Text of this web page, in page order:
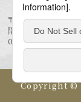
〒106-6123 東京
階
03-6438-5511（
Copyright ©